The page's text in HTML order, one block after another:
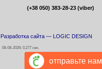
(+38 050) 383-28-23 (viber)
Разработка сайта — LOGIC DESIGN
08-08-2026; 0,277 сек.
отправьте нам